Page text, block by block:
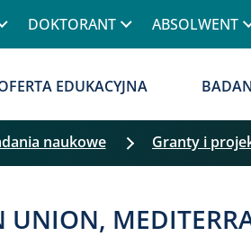
DOKTORANT ABSOLWENT
EDUKACYJNA
naukowe Granty i
UNION,